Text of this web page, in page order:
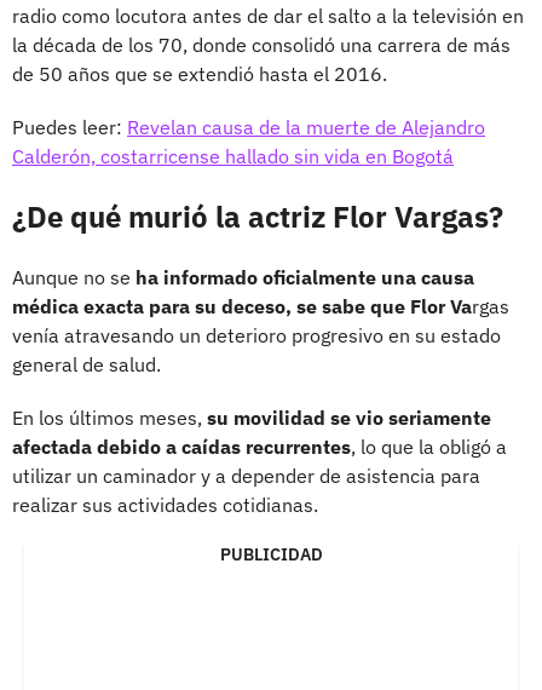
radio como locutora antes de dar el salto a la televisión en
la década de los 70, donde consolidó una carrera de más
de 50 años que se extendió hasta el 2016.
Puedes leer: Revelan causa de la muerte de Alejandro
Calderón, costarricense hallado sin vida en Bogotá
¿De qué murió la actriz Flor Vargas?
Aunque no se ha informado oficialmente una causa
médica exacta para su deceso, se sabe que Flor Vargas
venía atravesando un deterioro progresivo en su estado
general de salud.
En los últimos meses, su movilidad se vio seriamente
afectada debido a caídas recurrentes, lo que la obligó a
utilizar un caminador y a depender de asistencia para
realizar sus actividades cotidianas.
PUBLICIDAD